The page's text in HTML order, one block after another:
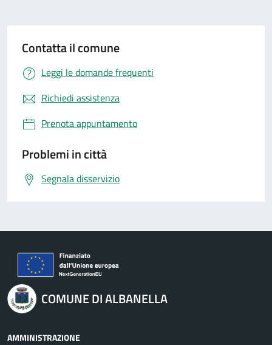
Contatta il comune
Leggi le domande frequenti
Richiedi assistenza
Prenota appuntamento
Problemi in città
Segnala disservizio
COMUNE DI ALBANELLA
AMMINISTRAZIONE